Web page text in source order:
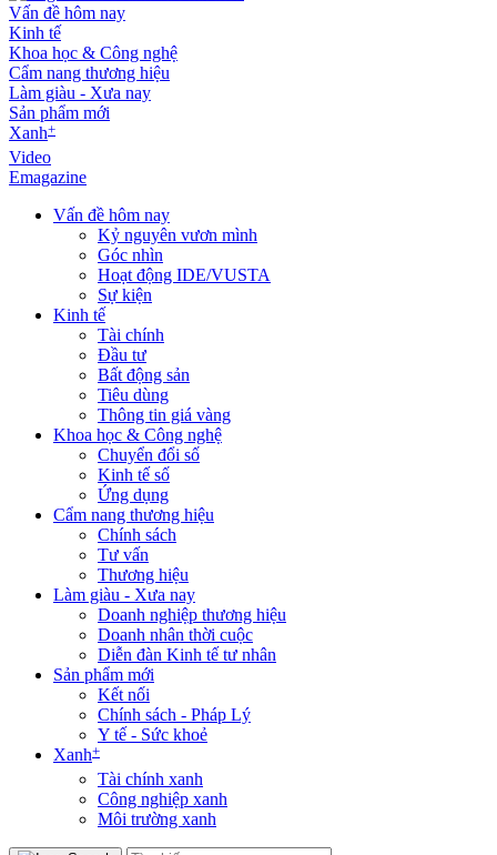
Vấn đề hôm nay
Kinh tế
Khoa học & Công nghệ
Cẩm nang thương hiệu
Làm giàu - Xưa nay
Sản phẩm mới
Xanh+
Video
Emagazine
Vấn đề hôm nay
Kỷ nguyên vươn mình
Góc nhìn
Hoạt động IDE/VUSTA
Sự kiện
Kinh tế
Tài chính
Đầu tư
Bất động sản
Tiêu dùng
Thông tin giá vàng
Khoa học & Công nghệ
Chuyển đổi số
Kinh tế số
Ứng dụng
Cẩm nang thương hiệu
Chính sách
Tư vấn
Thương hiệu
Làm giàu - Xưa nay
Doanh nghiệp thương hiệu
Doanh nhân thời cuộc
Diễn đàn Kinh tế tư nhân
Sản phẩm mới
Kết nối
Chính sách - Pháp Lý
Y tế - Sức khoẻ
Xanh+
Tài chính xanh
Công nghiệp xanh
Môi trường xanh